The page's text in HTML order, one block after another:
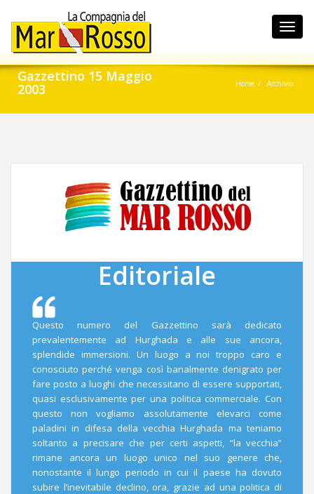
Gazzettino 15 Maggio
2003 Home Archivio
Editoriale
Questo numero del Gazzettino sarà dedicato
prevalentemente ad Hurghada e alle sue ancora,
splendide immersioni. Un luogo a noi troppo caro e
conosciuto perché venga così banalmente denigrato per
fare posto a luoghi che necessitano di essere supportati,
quasi esclusivamente per una politica commerciale. Con
questo non vogliamo assolutamente elevarci come
paladini in difesa della vecchia Hurghada ma teniamo
soltanto a precisare che per certi aspetti, “la vecchia”
rimane ancora un luogo unico nel suo genere che,
nonostante il lungo periodo in cui il paese ha dovuto
subire l’inevitabile declino, ora, grazie ad una politica di